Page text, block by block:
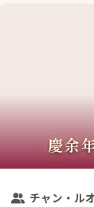
慶余
チャン・ル